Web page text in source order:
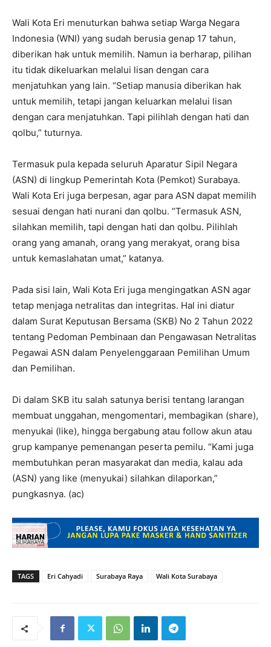
Wali Kota Eri menuturkan bahwa setiap Warga Negara
Indonesia (WNI) yang sudah berusia genap 17 tahun,
diberikan hak untuk memilih. Namun ia berharap, pilihan
itu tidak dikeluarkan melalui lisan dengan cara
menjatuhkan yang lain. “Setiap manusia diberikan hak
untuk memilih, tetapi jangan keluarkan melalui lisan
dengan cara menjatuhkan. Tapi pilihlah dengan hati dan
qolbu,” tuturnya.
Termasuk pula kepada seluruh Aparatur Sipil Negara
(ASN) di lingkup Pemerintah Kota (Pemkot) Surabaya.
Wali Kota Eri juga berpesan, agar para ASN dapat memilih
sesuai dengan hati nurani dan qolbu. “Termasuk ASN,
silahkan memilih, tapi dengan hati dan qolbu. Pilihlah
orang yang amanah, orang yang merakyat, orang bisa
untuk kemaslahatan umat,” katanya.
Pada sisi lain, Wali Kota Eri juga mengingatkan ASN agar
tetap menjaga netralitas dan integritas. Hal ini diatur
dalam Surat Keputusan Bersama (SKB) No 2 Tahun 2022
tentang Pedoman Pembinaan dan Pengawasan Netralitas
Pegawai ASN dalam Penyelenggaraan Pemilihan Umum
dan Pemilihan.
Di dalam SKB itu salah satunya berisi tentang larangan
membuat unggahan, mengomentari, membagikan (share),
menyukai (like), hingga bergabung atau follow akun atau
grup kampanye pemenangan peserta pemilu. “Kami juga
membutuhkan peran masyarakat dan media, kalau ada
(ASN) yang like (menyukai) silahkan dilaporkan,”
pungkasnya. (ac)
TAGS Eri Cahyadi Surabaya Raya Wali Kota Surabaya